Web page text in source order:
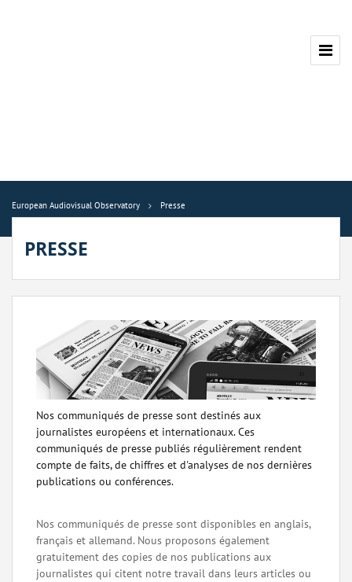
European Audiovisual Observatory Presse
PRESSE
Nos communiqués de presse sont destinés aux
journalistes européens et internationaux. Ces
communiqués de presse publiés régulièrement rendent
compte de faits, de chiffres et d'analyses de nos dernières
publications ou conférences.
Nos communiqués de presse sont disponibles en anglais,
français et allemand. Nous proposons également
gratuitement des copies de nos publications aux
journalistes qui citent notre travail dans leurs articles ou